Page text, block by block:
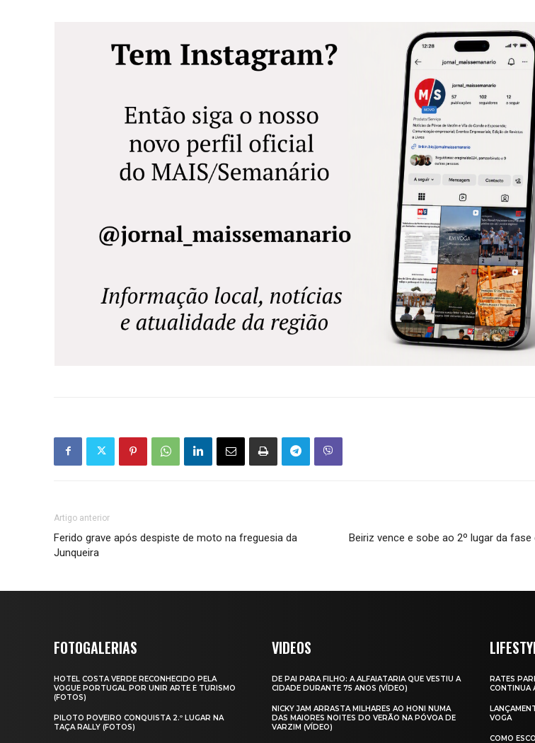
Artigo anterior
Ferido grave após despiste de moto na freguesia da
Junqueira
Beiriz vence e sobe ao 2º lugar da
FOTOGALERIAS
HOTEL COSTA VERDE RECONHECIDO PELA
VOGUE PORTUGAL POR UNIR ARTE E TURISMO
(FOTOS)
PILOTO POVEIRO CONQUISTA 2.º LUGAR NA
TAÇA RALLY (FOTOS)
VIDEOS
DE PAI PARA FILHO: A ALFAIATARIA QUE VESTIU A
CIDADE DURANTE 75 ANOS (VÍDEO)
NICKY JAM ARRASTA MILHARES AO HONI NUMA
DAS MAIORES NOITES DO VERÃO NA PÓVOA DE
VARZIM (VÍDEO)
RATES
CONTINUA
VOGA
COMO